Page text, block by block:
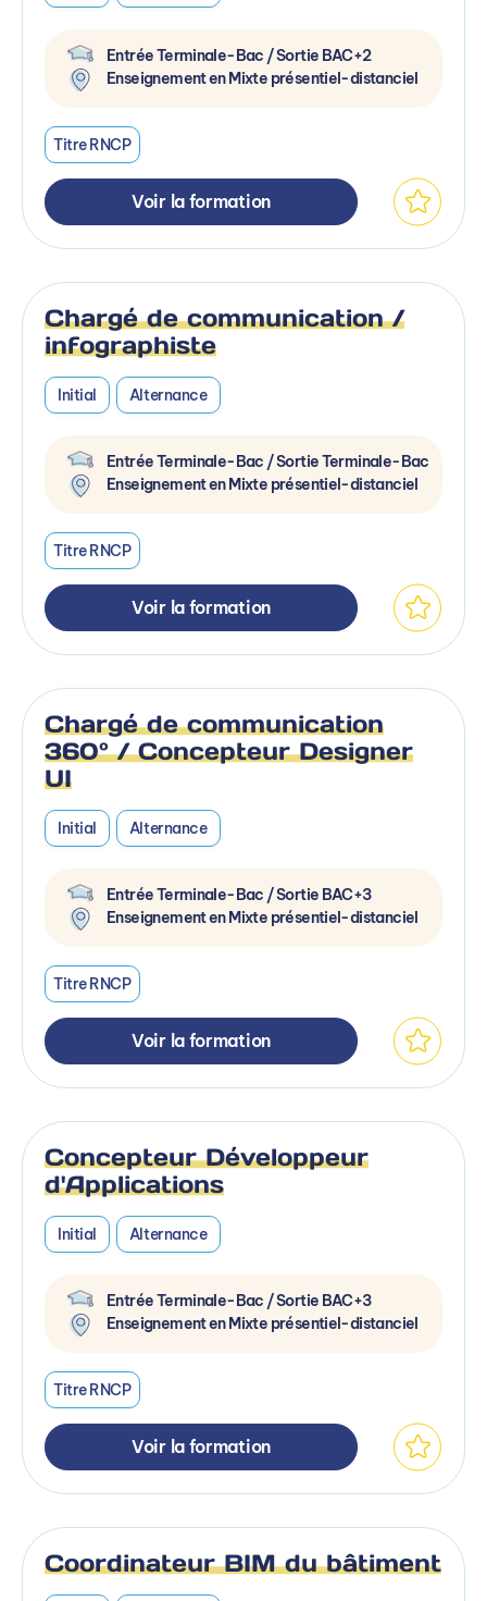
Entrée Terminale-Bac / Sortie BAC+2
Enseignement en Mixte présentiel-distanciel
Titre RNCP
Voir la formation
Chargé de communication /
infographiste
Initial Alternance
Entrée Terminale-Bac / Sortie Terminale-Bac
Enseignement en Mixte présentiel-distanciel
Titre RNCP
Voir la formation
Chargé de communication
360° / Concepteur Designer
UI
Initial Alternance
Entrée Terminale-Bac / Sortie BAC+3
Enseignement en Mixte présentiel-distanciel
Titre RNCP
Voir la formation
Concepteur Développeur
d'Applications
Initial Alternance
Entrée Terminale-Bac / Sortie BAC+3
Enseignement en Mixte présentiel-distanciel
Titre RNCP
Voir la formation
Coordinateur BIM du bâtiment